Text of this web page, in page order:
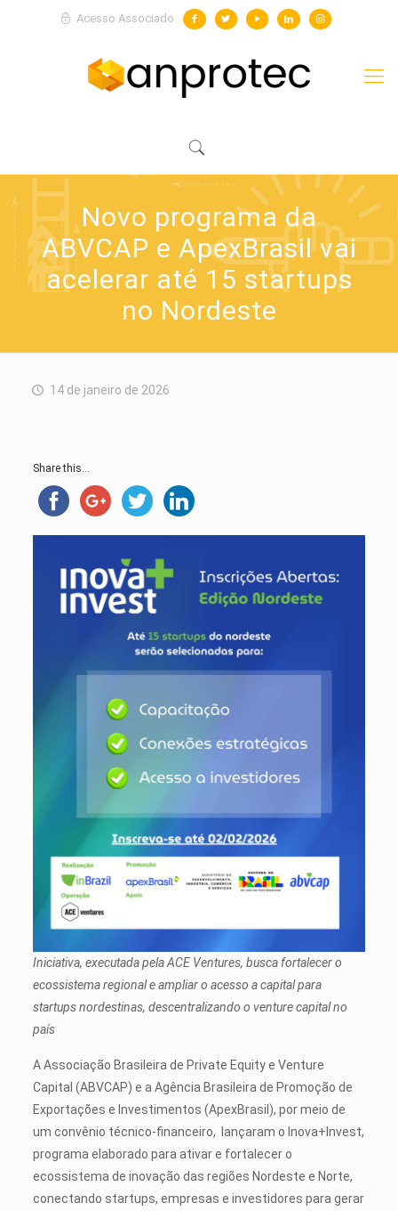
Acesso Associado
Novo programa da
ABVCAP e ApexBrasil vai
acelerar até 15 startups
no Nordeste
14 de janeiro de 2026
Share this...
Iniciativa, executada pela ACE Ventures, busca fortalecer o
ecossistema regional e ampliar o acesso a capital para
startups nordestinas, descentralizando o venture capital no
país
A Associação Brasileira de Private Equity e Venture
Capital (ABVCAP) e a Agência Brasileira de Promoção de
Exportações e Investimentos (ApexBrasil), por meio de
um convênio técnico-financeiro, lançaram o Inova+Invest,
programa elaborado para ativar e fortalecer o
ecossistema de inovação das regiões Nordeste e Norte,
conectando startups, empresas e investidores para gerar